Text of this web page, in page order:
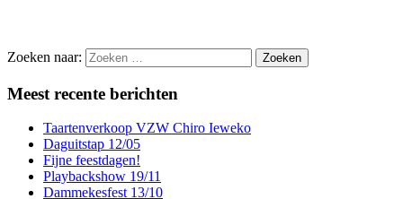
Zoeken naar:
Meest recente berichten
Taartenverkoop VZW Chiro Ieweko
Daguitstap 12/05
Fijne feestdagen!
Playbackshow 19/11
Dammekesfest 13/10